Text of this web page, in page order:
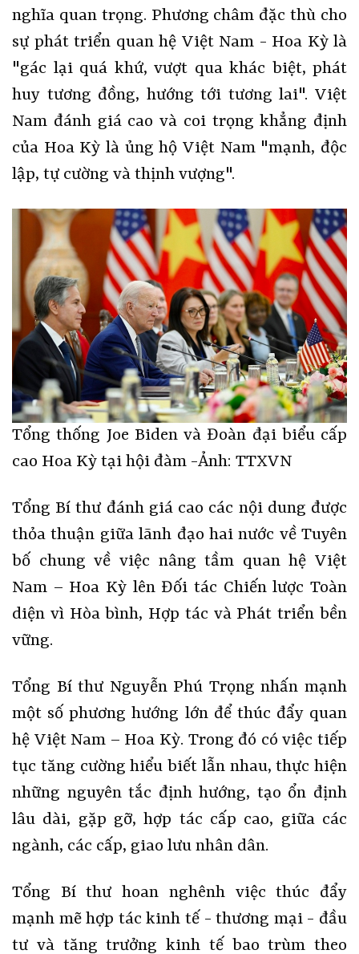
nghĩa quan trọng. Phương châm đặc thù cho
sự phát triển quan hệ Việt Nam - Hoa Kỳ là
"gác lại quá khứ, vượt qua khác biệt, phát
huy tương đồng, hướng tới tương lai". Việt
Nam đánh giá cao và coi trọng khẳng định
của Hoa Kỳ là ủng hộ Việt Nam "mạnh, độc
lập, tự cường và thịnh vượng".
Tổng thống Joe Biden và Đoàn đại biểu cấp
cao Hoa Kỳ tại hội đàm -Ảnh: TTXVN
Tổng Bí thư đánh giá cao các nội dung được
thỏa thuận giữa lãnh đạo hai nước về Tuyên
bố chung về việc nâng tầm quan hệ Việt
Nam – Hoa Kỳ lên Đối tác Chiến lược Toàn
diện vì Hòa bình, Hợp tác và Phát triển bền
vững.
Tổng Bí thư Nguyễn Phú Trọng nhấn mạnh
một số phương hướng lớn để thúc đẩy quan
hệ Việt Nam – Hoa Kỳ. Trong đó có việc tiếp
tục tăng cường hiểu biết lẫn nhau, thực hiện
những nguyên tắc định hướng, tạo ổn định
lâu dài, gặp gỡ, hợp tác cấp cao, giữa các
ngành, các cấp, giao lưu nhân dân.
Tổng Bí thư hoan nghênh việc thúc đẩy
mạnh mẽ hợp tác kinh tế - thương mại - đầu
tư và tăng trưởng kinh tế bao trùm theo